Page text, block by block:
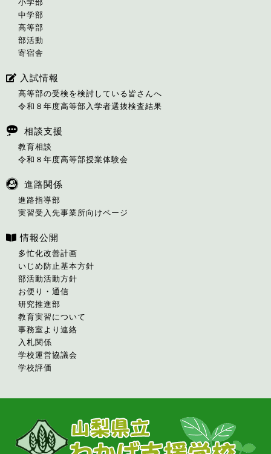
小学部
中学部
高等部
部活動
寄宿舎
入試情報
高等部の受検を検討している皆さんへ
令和８年度高等部入学者選抜検査結果
相談支援
教育相談
令和８年度高等部授業体験会
進路関係
進路指導部
実習受入先事業所向けページ
情報公開
多忙化改善計画
いじめ防止基本方針
部活動活動方針
お便り・通信
研究推進部
教育実習について
事務室より連絡
入札関係
学校運営協議会
学校評価